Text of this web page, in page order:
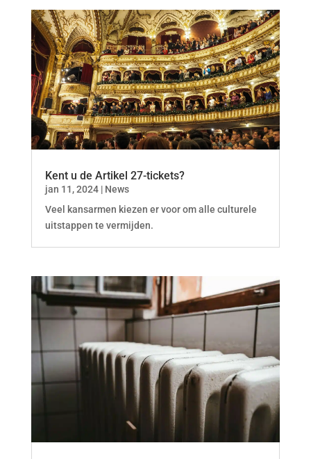
Kent u de Artikel 27-tickets?
jan 11, 2024| News
Veel kansarmen kiezen er voor om alle culturele
uitstappen te vermijden.